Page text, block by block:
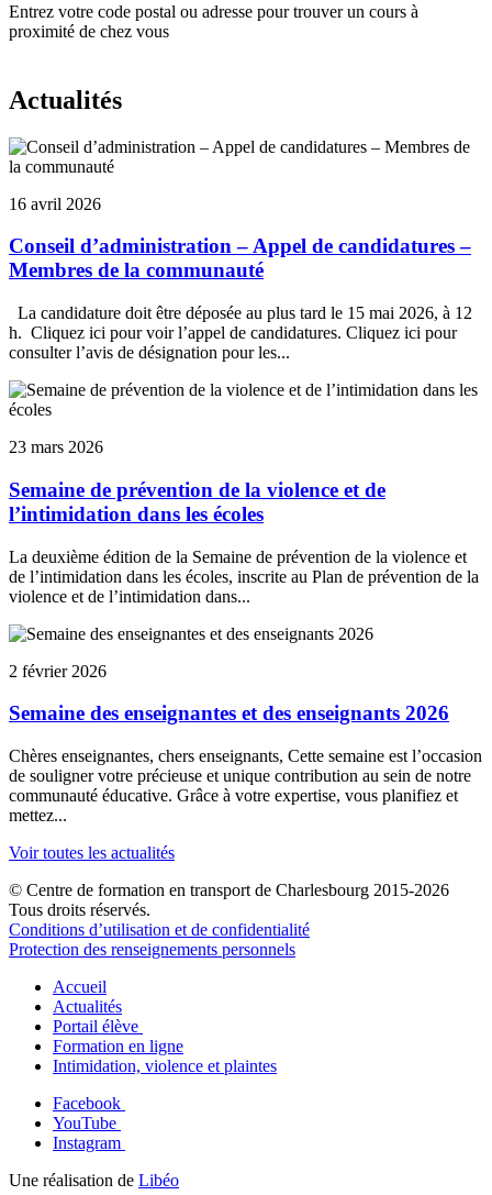
Entrez votre code postal ou adresse pour trouver un cours à
proximité de chez vous
Actualités
16 avril 2026
Conseil d’administration – Appel de candidatures –
Membres de la communauté
La candidature doit être déposée au plus tard le 15 mai 2026, à 12
h. Cliquez ici pour voir l’appel de candidatures. Cliquez ici pour
consulter l’avis de désignation pour les...
23 mars 2026
Semaine de prévention de la violence et de
l’intimidation dans les écoles
La deuxième édition de la Semaine de prévention de la violence et
de l’intimidation dans les écoles, inscrite au Plan de prévention de la
violence et de l’intimidation dans...
2 février 2026
Semaine des enseignantes et des enseignants 2026
Chères enseignantes, chers enseignants, Cette semaine est l’occasion
de souligner votre précieuse et unique contribution au sein de notre
communauté éducative. Grâce à votre expertise, vous planifiez et
mettez...
Voir toutes les actualités
© Centre de formation en transport de Charlesbourg 2015-2026
Tous droits réservés.
Conditions d’utilisation et de confidentialité
Protection des renseignements personnels
Accueil
Actualités
Portail élève
Formation en ligne
Intimidation, violence et plaintes
Facebook
YouTube
Instagram
Une réalisation de Libéo